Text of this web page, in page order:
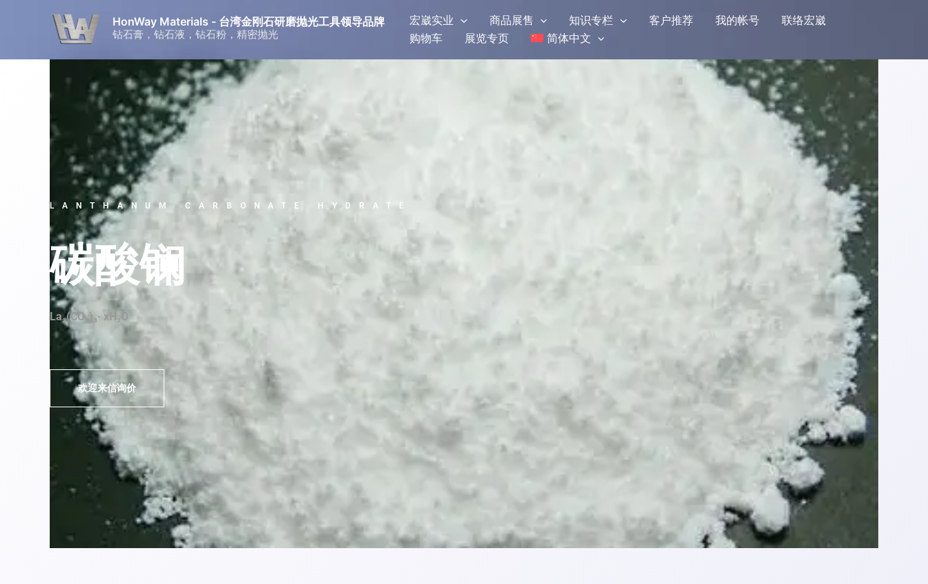
容
HonWay Materials - 台湾金刚石研磨抛光工具领导品牌
钻石膏，钻石液，钻石粉，精密抛光
宏崴实业 商品展售 知识专栏 客户推荐 我的帐号
联络宏崴
购物车
展览专页 简体中文
LANTHANUM CARBONATE HYDRATE
碳酸镧
La₂(CO₃)₃· xH₂O
欢迎来信询价